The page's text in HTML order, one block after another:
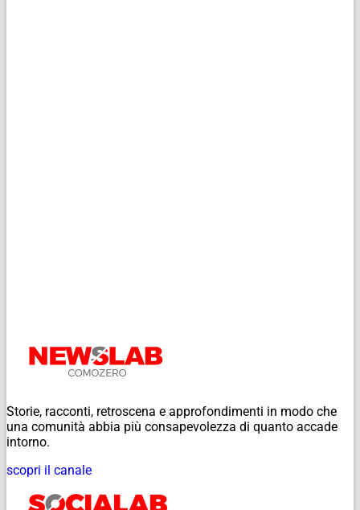
Storie, racconti, retroscena e approfondimenti in modo che
una comunità abbia più consapevolezza di quanto accade
intorno.
scopri il canale